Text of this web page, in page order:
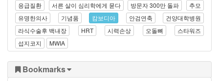
응급질환
서른 살이 심리학에게 묻다 방문자 300만 돌파
추모
유명한의사
기념품 캄보디아 안검연축
건양대학병원
라식수술후 백내장
HRT 시력손상 오돌뼈
스타워즈
섭지코지
MWIA
Bookmarks